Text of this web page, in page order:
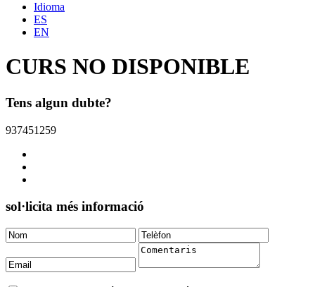
Idioma
ES
EN
CURS NO DISPONIBLE
Tens algun dubte?
937451259
sol·licita més informació